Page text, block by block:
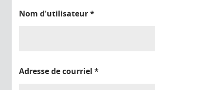
Nom d'utilisateur*
Adresse de courriel *